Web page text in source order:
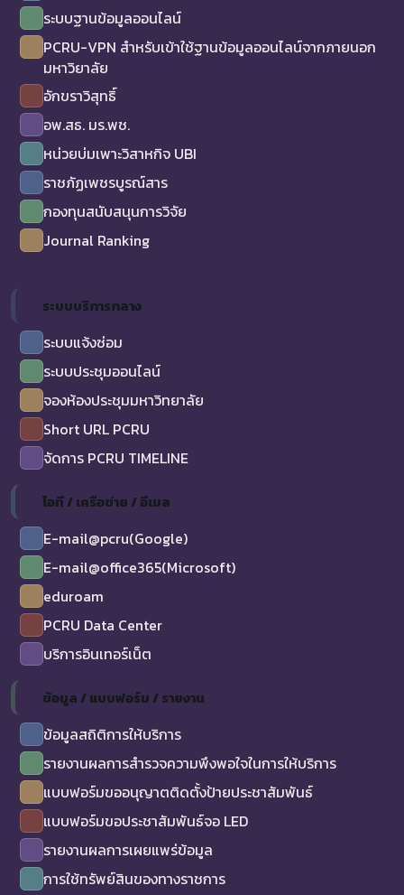
ระบบฐานข้อมูลออนไลน์
PCRU-VPN สำหรับเข้าใช้ฐานข้อมูลออนไลน์จากภายนอก
มหาวิยาลัย
อักขราวิสุทธิ์
อพ.สธ. มร.พช.
หน่วยบ่มเพาะวิสาหกิจ UBI
ราชภัฏเพชรบูรณ์สาร
กองทุนสนับสนุนการวิจัย
Journal Ranking
ระบบบริการกลาง
ระบบแจ้งซ่อม
ระบบประชุมออนไลน์
จองห้องประชุมมหาวิทยาลัย
Short URL PCRU
จัดการ PCRU TIMELINE
ไอที / เครือข่าย / อีเมล
E-mail@pcru(Google)
E-mail@office365(Microsoft)
eduroam
PCRU Data Center
บริการอินเทอร์เน็ต
ข้อมูล / แบบฟอร์ม / รายงาน
ข้อมูลสถิติการให้บริการ
รายงานผลการสำรวจความพึงพอใจในการให้บริการ
แบบฟอร์มขออนุญาตติดตั้งป้ายประชาสัมพันธ์
แบบฟอร์มขอประชาสัมพันธ์จอ LED
รายงานผลการเผยแพร่ข้อมูล
การใช้ทรัพย์สินของทางราชการ